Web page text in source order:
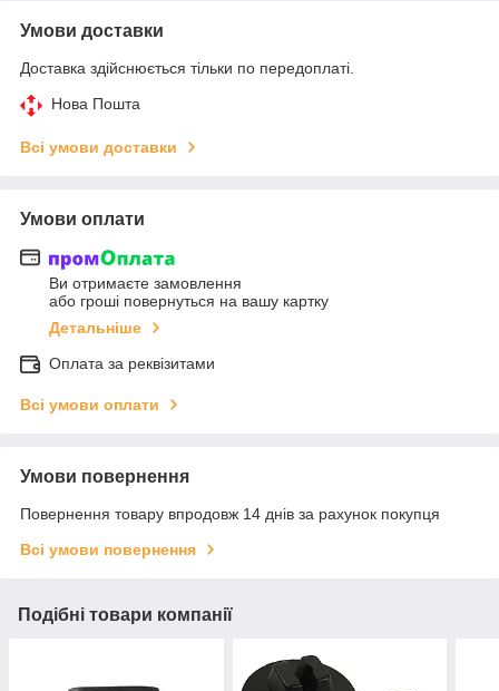
Умови доставки
Доставка здійснюється тільки по передоплаті.
Нова Пошта
Всі умови доставки
Умови оплати
Ви отримаєте замовлення
або гроші повернуться на вашу картку
Детальніше
Оплата за реквізитами
Всі умови оплати
Умови повернення
Повернення товару впродовж 14 днів за рахунок покупця
Всі умови повернення
Подібні товари компанії